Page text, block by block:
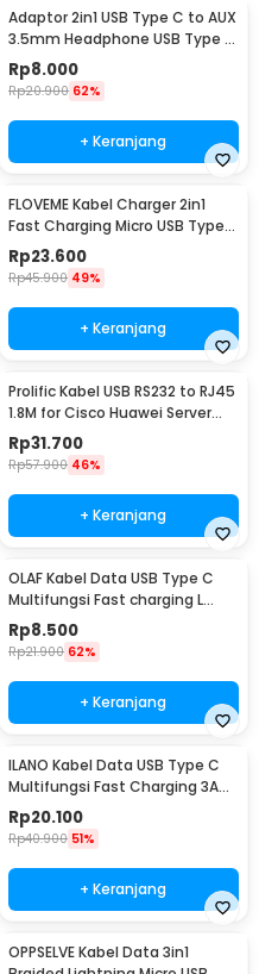
Adaptor 2in1 USB Type C to AUX
3.5mm Headphone USB Type C
- W1O33
Rp8.000
Rp20.900 62%
+ Keranjang
FLOVEME Kabel Charger 2in1
Fast Charging Micro USB Type
C 14W 1.2M - B00626
Rp23.600
Rp45.900 49%
+ Keranjang
Prolific Kabel USB RS232 to RJ45
1.8M for Cisco Huawei Server
Router - PL2303RA
Rp31.700
Rp57.900 46%
+ Keranjang
OLAF Kabel Data USB Type C
Multifungsi Fast charging L
Shape 5A 1M - OL01
Rp8.500
Rp21.900 62%
+ Keranjang
ILANO Kabel Data USB Type C
Multifungsi Fast Charging 3A
60W 1.2M - ILC3
Rp20.100
Rp40.900 51%
+ Keranjang
OPPSELVE Kabel Data 3in1